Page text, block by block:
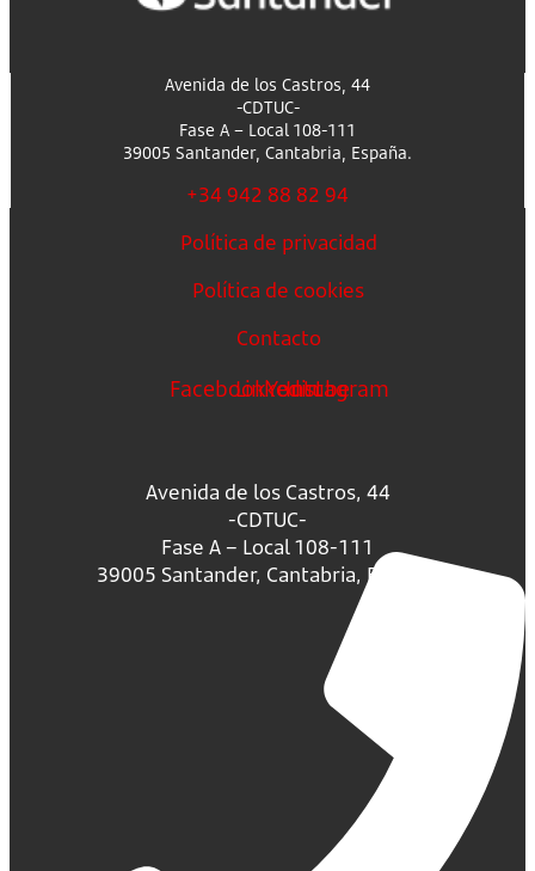
Avenida de los Castros, 44
-CDTUC-
Fase A – Local 108-111
39005 Santander, Cantabria, España.
+34 942 88 82 94
Política de privacidad
Política de cookies
Contacto
FacebookLinkedin
Youtube
Instagram
Avenida de los Castros, 44
-CDTUC-
Fase A – Local 108-111
39005 Santander, Cantabria, España.